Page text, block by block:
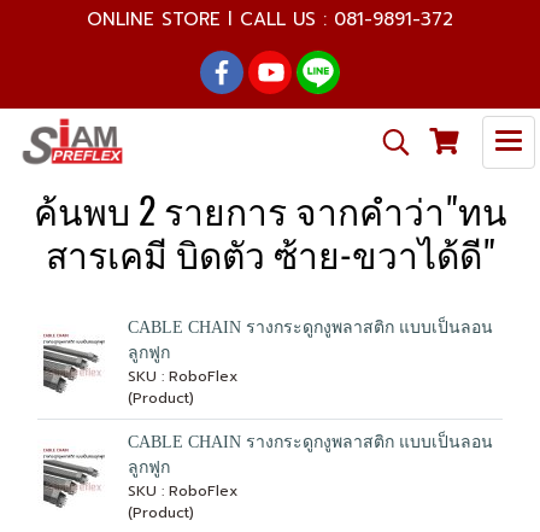
ONLINE STORE l CALL US : 081-9891-372
ค้นพบ 2 รายการ จากคำว่า"ทน
สารเคมี บิดตัว ซ้าย-ขวาได้ดี"
CABLE CHAIN รางกระดูกงูพลาสติก แบบเป็นลอน
ลูกฟูก
SKU : RoboFlex
(Product)
CABLE CHAIN รางกระดูกงูพลาสติก แบบเป็นลอน
ลูกฟูก
SKU : RoboFlex
(Product)